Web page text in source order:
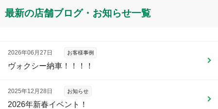
最新の店舗ブログ・お知らせ一覧
2026年06月27日 お客様事例
ヴォクシー納車！！！！
2025年12月28日 お知らせ
2026年新春イベント！